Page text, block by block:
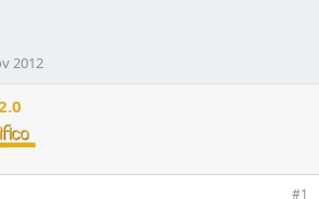
2012
#1